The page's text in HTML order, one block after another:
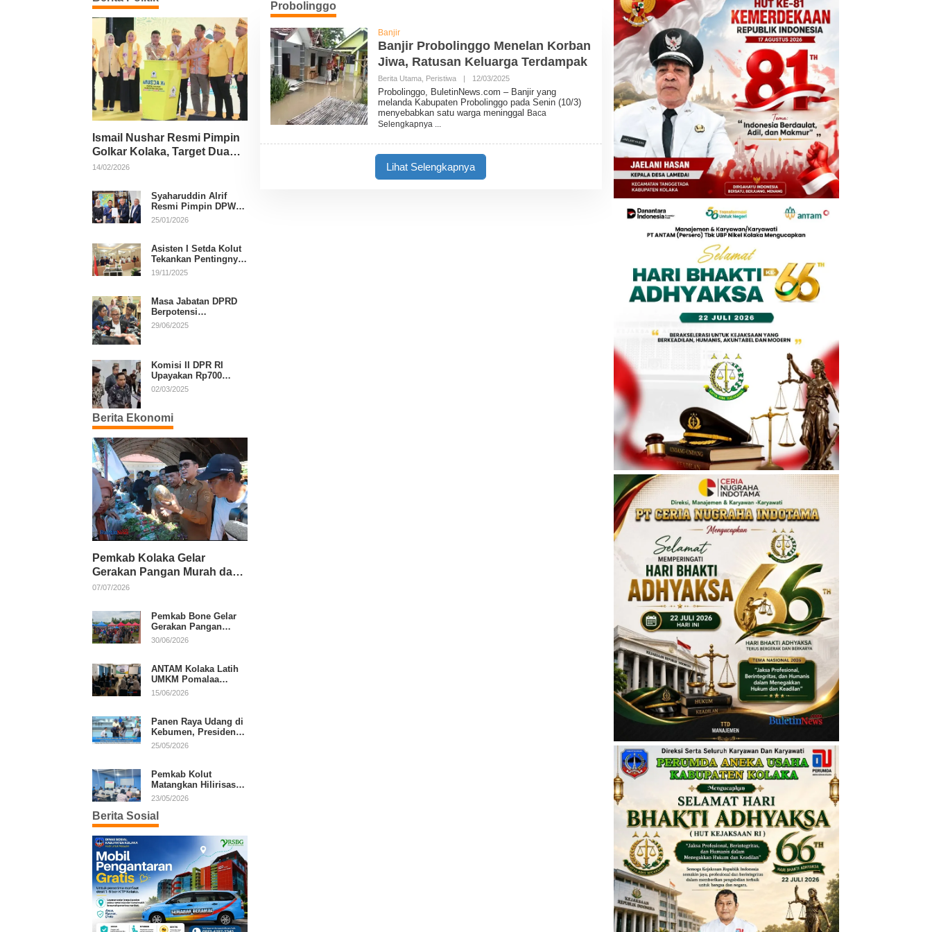
Ismail Nushar Resmi Pimpin
Golkar Kolaka, Target Dua
Kursi per Dapil
14/02/2026
Syaharuddin Alrif
Resmi Pimpin DPW
NasDem Sulsel
25/01/2026
Asisten I Setda Kolut
Tekankan Pentingnya
Pendidikan Politik
19/11/2025
Masa Jabatan DPRD
Berpotensi
Diperpanjang, Aria
29/06/2025
Komisi II DPR RI
Upayakan Rp700
Miliar dari APBN
Putusan MK
02/03/2025
Berita Ekonomi
Pemkab Kolaka Gelar
Gerakan Pangan Murah dan
Salurkan Pupuk Organik
07/07/2026
Pemkab Bone Gelar
Gerakan Pangan
Murah, Warga Serbu
30/06/2026
ANTAM Kolaka Latih
UMKM Pomalaa
Kembangkan Produk
15/06/2026
Panen Raya Udang di
Kebumen, Presiden
Prabowo Tekankan
25/05/2026
Pemkab Kolut
Matangkan Hilirisasi
Kakao dan Kelapa,
Daerah
23/05/2026
Berita Sosial
Probolinggo
Banjir
Banjir Probolinggo Menelan Korban
Jiwa, Ratusan Keluarga Terdampak
Berita Utama, Peristiwa | 12/03/2025O
E
H
B
E
Probolinggo, BuletinNews.com – Banjir yang
melanda Kabupaten Probolinggo pada Senin (10/3)
menyebabkan satu warga meninggal Baca
Selengkapnya
Lihat Selengkapnya